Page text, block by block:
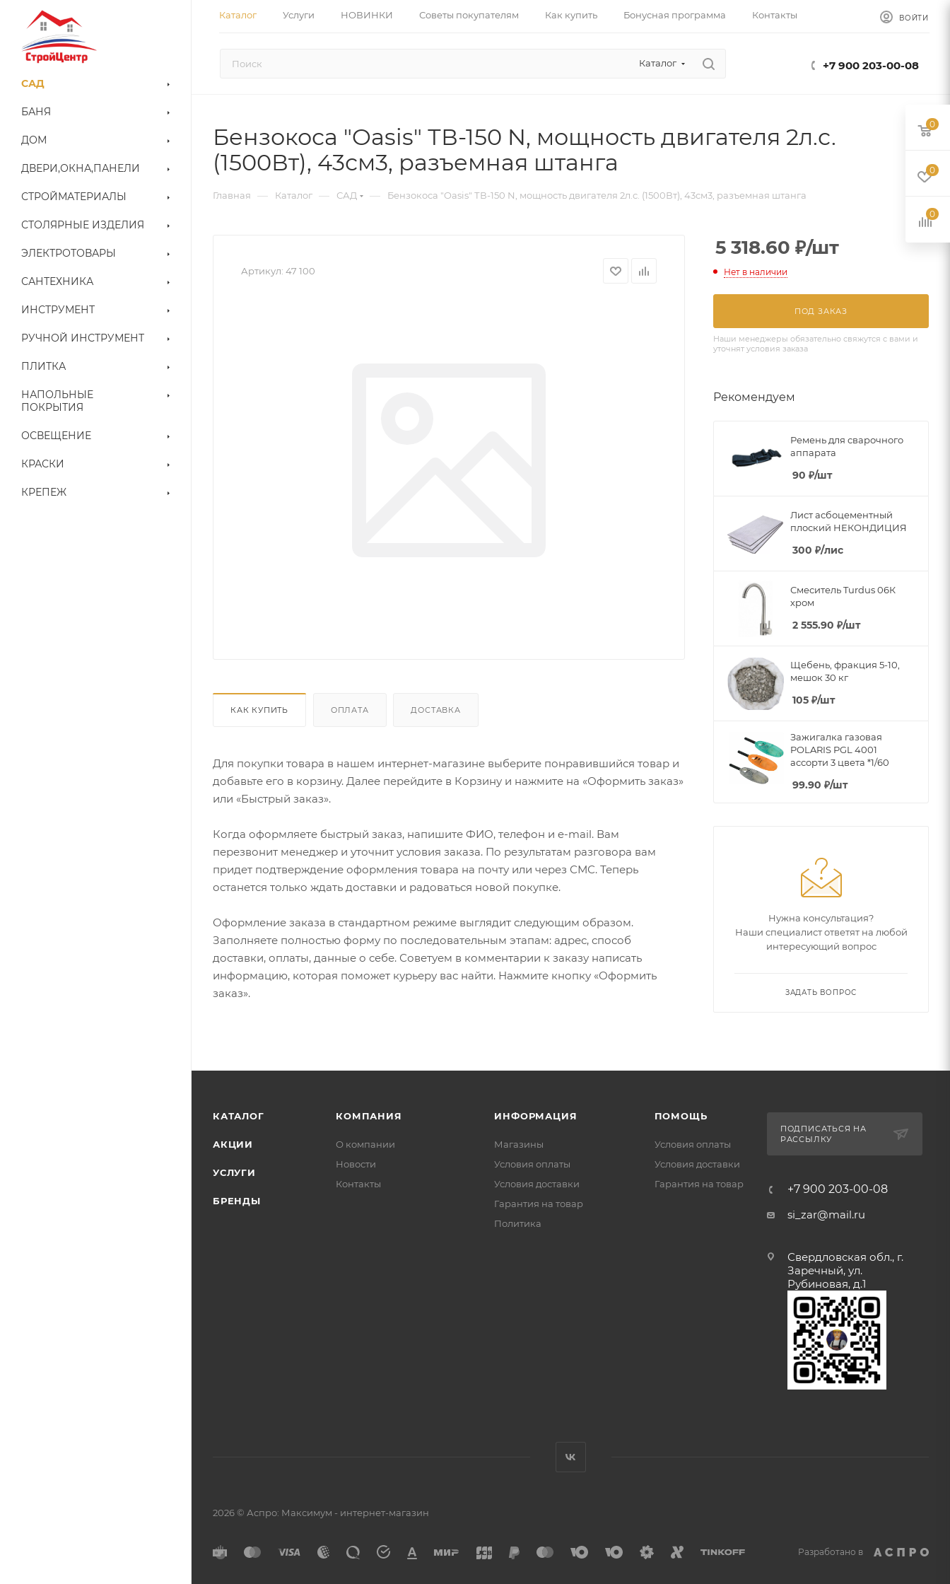
Каталог Услуги НОВИНКИ Советы покупателям Как купить Бонусная программа Контакты ВОЙТИ
Каталог +7 900 203-00-08
САД
БАНЯ
ДОМ
ДВЕРИ,ОКНА,ПАНЕЛИ
СТРОЙМАТЕРИАЛЫ
СТОЛЯРНЫЕ ИЗДЕЛИЯ
ЭЛЕКТРОТОВАРЫ
САНТЕХНИКА
ИНСТРУМЕНТ
РУЧНОЙ ИНСТРУМЕНТ
ПЛИТКА
НАПОЛЬНЫЕ
ПОКРЫТИЯ
ОСВЕЩЕНИЕ
КРАСКИ
КРЕПЕЖ
Бензокоса "Oasis" ТВ-150 N, мощность двигателя 2л.с.
(1500Вт), 43см3, разъемная штанга
Главная — Каталог — САД — Бензокоса "Oasis" ТВ-150 N, мощность двигателя 2л.с. (1500Вт), 43см3, разъемная штанга
Артикул: 47 100
КАК КУПИТЬ ОПЛАТА ДОСТАВКА
Для покупки товара в нашем интернет-магазине выберите понравившийся товар и
добавьте его в корзину. Далее перейдите в Корзину и нажмите на «Оформить заказ»
или «Быстрый заказ».
Когда оформляете быстрый заказ, напишите ФИО, телефон и e-mail. Вам
перезвонит менеджер и уточнит условия заказа. По результатам разговора вам
придет подтверждение оформления товара на почту или через СМС. Теперь
останется только ждать доставки и радоваться новой покупке.
Оформление заказа в стандартном режиме выглядит следующим образом.
Заполняете полностью форму по последовательным этапам: адрес, способ
доставки, оплаты, данные о себе. Советуем в комментарии к заказу написать
информацию, которая поможет курьеру вас найти. Нажмите кнопку «Оформить
заказ».
5 318.60 ₽/шт
Нет в наличии
ПОД ЗАКАЗ
Наши менеджеры обязательно свяжутся с вами и
уточнят условия заказа
Рекомендуем
Ремень для сварочного
аппарата
90 ₽/шт
Лист асбоцементный
плоский НЕКОНДИЦИЯ
300 ₽/лис
Смеситель Turdus 06К
хром
2 555.90 ₽/шт
Щебень, фракция 5-10,
мешок 30 кг
105 ₽/шт
Зажигалка газовая
POLARIS PGL 4001
ассорти 3 цвета *1/60
99.90 ₽/шт
Нужна консультация?
Наши специалист ответят на любой
интересующий вопрос
ЗАДАТЬ ВОПРОС
КАТАЛОГ
АКЦИИ
УСЛУГИ
БРЕНДЫ
КОМПАНИЯ
О компании
Новости
Контакты
ИНФОРМАЦИЯ
Магазины
Условия оплаты
Условия доставки
Гарантия на товар
Политика
ПОМОЩЬ
Условия оплаты
Условия доставки
Гарантия на товар
ПОДПИСАТЬСЯ НА
РАССЫЛКУ
+7 900 203-00-08
si_zar@mail.ru
Свердловская обл., г.
Заречный, ул.
Рубиновая, д.1
2026 © Аспро: Максимум - интернет-магазин
Разработано в
0
0
0